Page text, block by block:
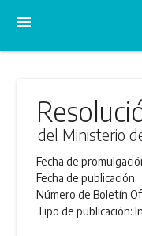
menu
del Ministerio
Fecha de
Fecha de publicación:
Número de Boletín
Tipo de publicación: